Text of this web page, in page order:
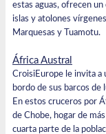
estas aguas, ofrecen
islas y atolones
Marquesas y Tuamotu.
África Austral
CroisiEurope le invita a
bordo de sus barcos
En estos cruceros por
de Chobe, hogar de
cuarta parte de la